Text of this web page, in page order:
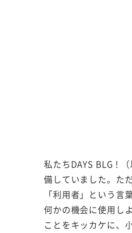
私たちDAYS BLG !
備していました。た
「利用者」という言
何かの機会に使用し
ことをキッカケに、